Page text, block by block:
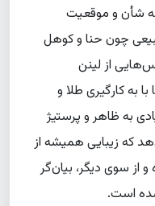
شأن و موقعیت
چون حنا و کوهل
از لینن
کارگیری طلا و
به ظاهر و پرستیژ
که زیبایی همیشه از
از سوی دیگر، بیان‌گر
است.